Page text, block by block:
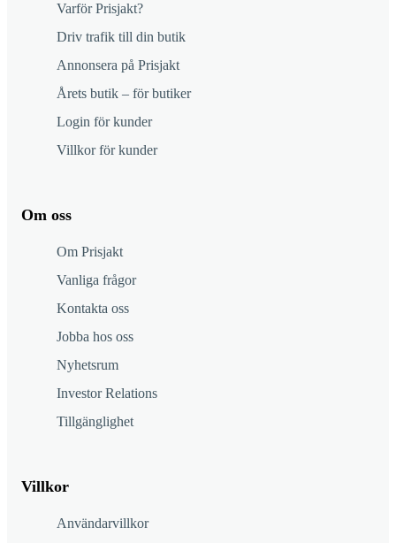
Varför Prisjakt?
Driv trafik till din butik
Annonsera på Prisjakt
Årets butik – för butiker
Login för kunder
Villkor för kunder
Om oss
Om Prisjakt
Vanliga frågor
Kontakta oss
Jobba hos oss
Nyhetsrum
Investor Relations
Tillgänglighet
Villkor
Användarvillkor